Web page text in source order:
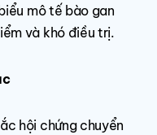
mô tế bào gan
và khó điều trị.
hội chứng chuyển